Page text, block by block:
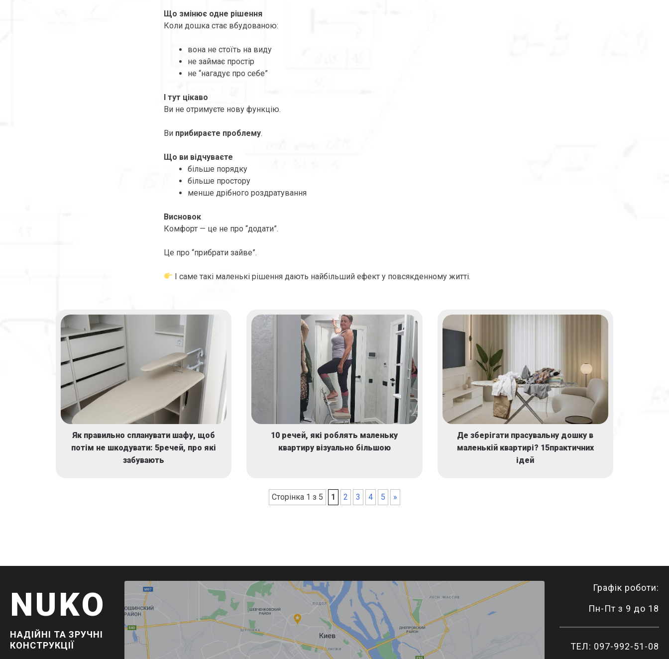
Що змінює одне рішення
Коли дошка стає вбудованою:
вона не стоїть на виду
не займає простір
не “нагадує про себе”
І тут цікаво
Ви не отримуєте нову функцію.
Ви прибираєте проблему.
Що ви відчуваєте
більше порядку
більше простору
менше дрібного роздратування
Висновок
Комфорт — це не про “додати”.
Це про “прибрати зайве”.
І саме такі маленькі рішення дають найбільший ефект у повсякденному житті.
Як правильно спланувати шафу, щоб
потім не шкодувати: 5речей, про які
забувають
10 речей, які роблять маленьку
квартиру візуально більшою
Де зберігати прасувальну дошку в
маленькій квартирі? 15практичних
ідей
Сторінка 1 з 5 1 2 3 4 5 »
NUKO
НАДІЙНІ ТА ЗРУЧНІ
КОНСТРУКЦІЇ
Графік роботи:
Пн-Пт з 9 до 18
ТЕЛ: 097-992-51-08